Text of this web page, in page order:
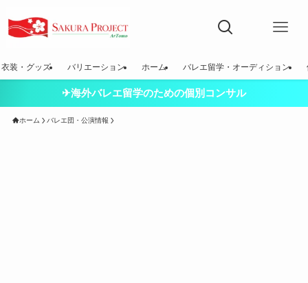
衣装・グッズ バリエーション ホーム バレエ留学・オーディション
✈海外バレエ留学のための個別コンサル
ホーム バレエ団・公演情報